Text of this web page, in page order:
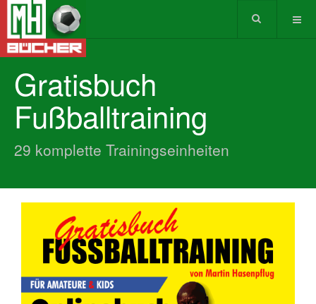
Gratisbuch
Fußballtraining
29 komplette Trainingseinheiten